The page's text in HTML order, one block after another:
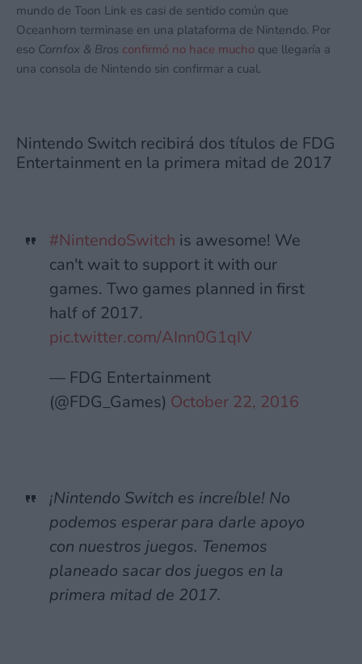
mundo de Toon Link es casi de sentido común que
Oceanhorn terminase en una plataforma de Nintendo. Por
eso Cornfox & Bros confirmó no hace mucho que llegaría a
una consola de Nintendo sin confirmar a cual.
Nintendo Switch recibirá dos títulos de FDG
Entertainment en la primera mitad de 2017
#NintendoSwitch is awesome! We
can't wait to support it with our
games. Two games planned in first
half of 2017.
pic.twitter.com/AInn0G1qIV
— FDG Entertainment
(@FDG_Games) October 22, 2016
¡Nintendo Switch es increíble! No
podemos esperar para darle apoyo
con nuestros juegos. Tenemos
planeado sacar dos juegos en la
primera mitad de 2017.